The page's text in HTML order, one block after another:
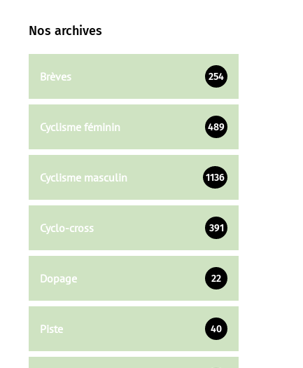
Nos archives
Brèves 254
Cyclisme féminin 489
Cyclisme masculin 1136
Cyclo-cross 391
Dopage 22
Piste 40